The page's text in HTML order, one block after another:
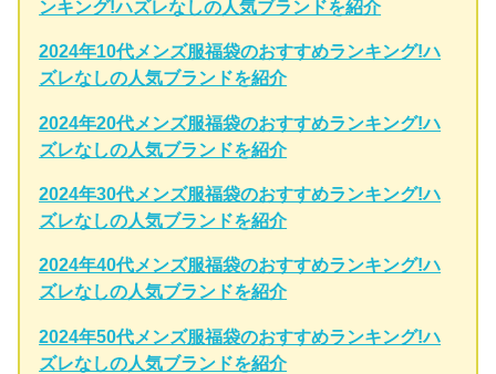
ンキング!ハズレなしの人気ブランドを紹介
2024年10代メンズ服福袋のおすすめランキング!ハ
ズレなしの人気ブランドを紹介
2024年20代メンズ服福袋のおすすめランキング!ハ
ズレなしの人気ブランドを紹介
2024年30代メンズ服福袋のおすすめランキング!ハ
ズレなしの人気ブランドを紹介
2024年40代メンズ服福袋のおすすめランキング!ハ
ズレなしの人気ブランドを紹介
2024年50代メンズ服福袋のおすすめランキング!ハ
ズレなしの人気ブランドを紹介